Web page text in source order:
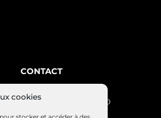
cookies
CONTACT
AtelierD
88200 SAINT-NABORD
03 29 22 34 47